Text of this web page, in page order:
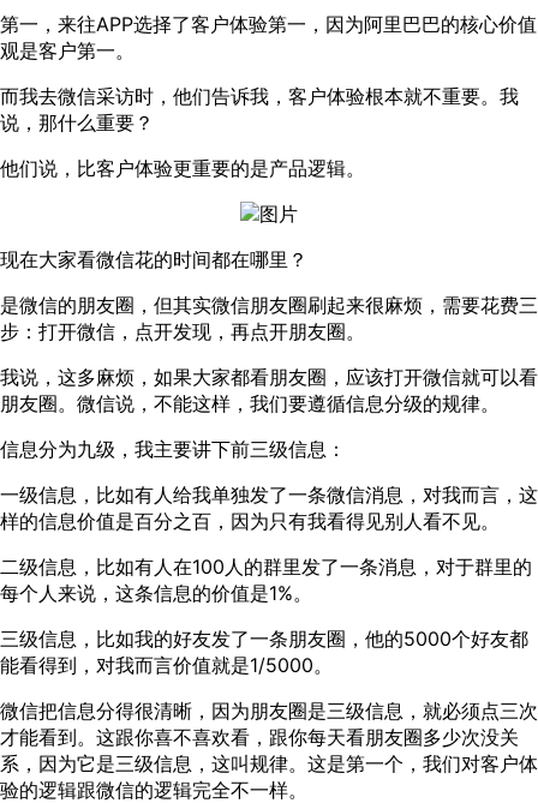
第一，来往APP选择了客户体验第一，因为阿里巴巴的核心价值
观是客户第一。
而我去微信采访时，他们告诉我，客户体验根本就不重要。我
说，那什么重要？
他们说，比客户体验更重要的是产品逻辑。
现在大家看微信花的时间都在哪里？
是微信的朋友圈，但其实微信朋友圈刷起来很麻烦，需要花费三
步：打开微信，点开发现，再点开朋友圈。
我说，这多麻烦，如果大家都看朋友圈，应该打开微信就可以看
朋友圈。微信说，不能这样，我们要遵循信息分级的规律。
信息分为九级，我主要讲下前三级信息：
一级信息，比如有人给我单独发了一条微信消息，对我而言，这
样的信息价值是百分之百，因为只有我看得见别人看不见。
二级信息，比如有人在100人的群里发了一条消息，对于群里的
每个人来说，这条信息的价值是1%。
三级信息，比如我的好友发了一条朋友圈，他的5000个好友都
能看得到，对我而言价值就是1/5000。
微信把信息分得很清晰，因为朋友圈是三级信息，就必须点三次
才能看到。这跟你喜不喜欢看，跟你每天看朋友圈多少次没关
系，因为它是三级信息，这叫规律。这是第一个，我们对客户体
验的逻辑跟微信的逻辑完全不一样。